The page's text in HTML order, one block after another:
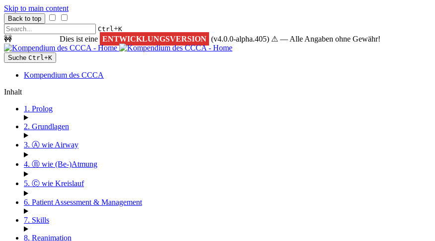
Skip to main content
Back to top
Ctrl+K
🚧 Dies ist eine ENTWICKLUNGSVERSION (v4.0.0-alpha.405) ⚠ — Alle Angaben ohne Gewähr!
Suche Ctrl+K
Kompendium des CCCA
Inhalt
1. Prolog
2. Grundlagen
3. Ⓐ wie Airway
4. Ⓑ wie (Be-)Atmung
5. Ⓒ wie Kreislauf
6. Patient Assessment & Management
7. Skills
8. Reanimation